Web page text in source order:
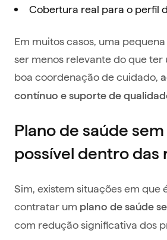
Cobertura real para o perfil
Em muitos casos, uma
ser menos relevante do que ter
boa coordenação de cuidado,
contínuo e suporte de
Plano de saúde
possível dentro das
Sim, existem situações em que
contratar um plano de saúde
com redução significativa dos